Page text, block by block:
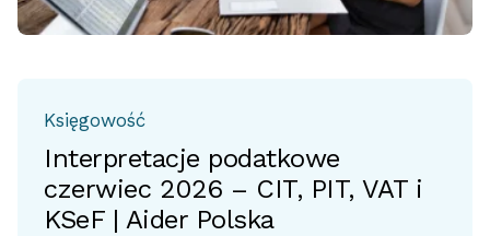
Księgowość
Interpretacje podatkowe
czerwiec 2026 – CIT, PIT, VAT i
KSeF | Aider Polska